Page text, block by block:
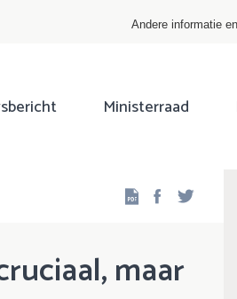
Andere informatie
Ministerraad
Facebook
maar